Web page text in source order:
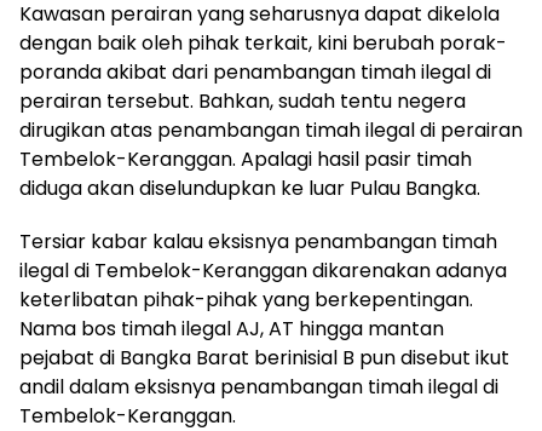
Kawasan perairan yang seharusnya dapat dikelola
dengan baik oleh pihak terkait, kini berubah porak-
poranda akibat dari penambangan timah ilegal di
perairan tersebut. Bahkan, sudah tentu negera
dirugikan atas penambangan timah ilegal di perairan
Tembelok-Keranggan. Apalagi hasil pasir timah
diduga akan diselundupkan ke luar Pulau Bangka.
Tersiar kabar kalau eksisnya penambangan timah
ilegal di Tembelok-Keranggan dikarenakan adanya
keterlibatan pihak-pihak yang berkepentingan.
Nama bos timah ilegal AJ, AT hingga mantan
pejabat di Bangka Barat berinisial B pun disebut ikut
andil dalam eksisnya penambangan timah ilegal di
Tembelok-Keranggan.